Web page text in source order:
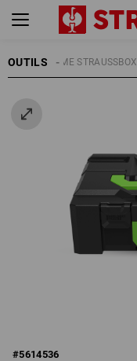
OUTILSSYSTÈME STRAUSSBOX
#5614536